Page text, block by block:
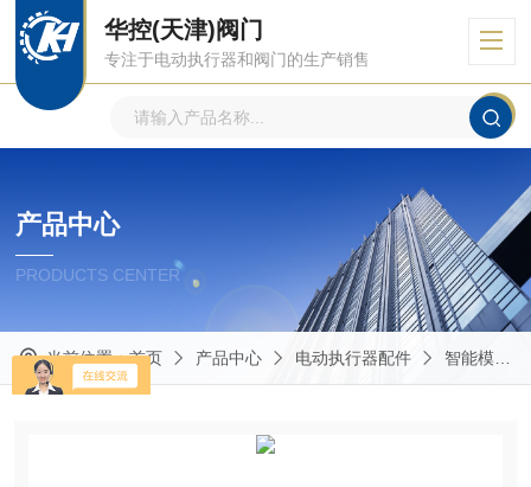
华控(天津)阀门
专注于电动执行器和阀门的生产销售
产品中心
PRODUCTS CENTER
当前位置：首页 产品中心 电动执行器配件 智能模块